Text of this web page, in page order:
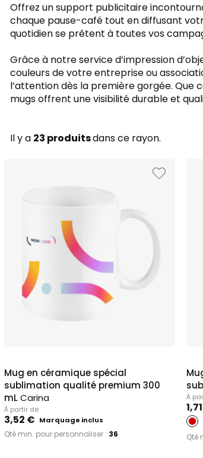
Bâtiment & construction
Communication & évènementiel
Comité d'entreprise
Esthétique & bien être
Etablissement de santé
Ecole & centre de formation
Immobilier
Mairie & collectivité
Festival & Spectacle
Coupe du monde de football 2026
Tour de France
Octobre Rose
Moins de 1€
Entre 5€ et 10€
Entre 10€ et 20€
Plus de 20€
Offrez un support publicitaire
chaque pause-café tout en diffusant
quotidien se prêtent à toutes vos
Grâce à notre service d’impression
couleurs de votre entreprise ou
l’attention dès la première gorgée. Que
mugs offrent une visibilité durable et
Il y a 23 produitsdans ce rayon.
Mug en céramique spécial
sublimation qualité premium 300
mLCarina
À partir de
3,52 € Marquage inclus
Qté min. pour personnaliser : 36
À
Qté